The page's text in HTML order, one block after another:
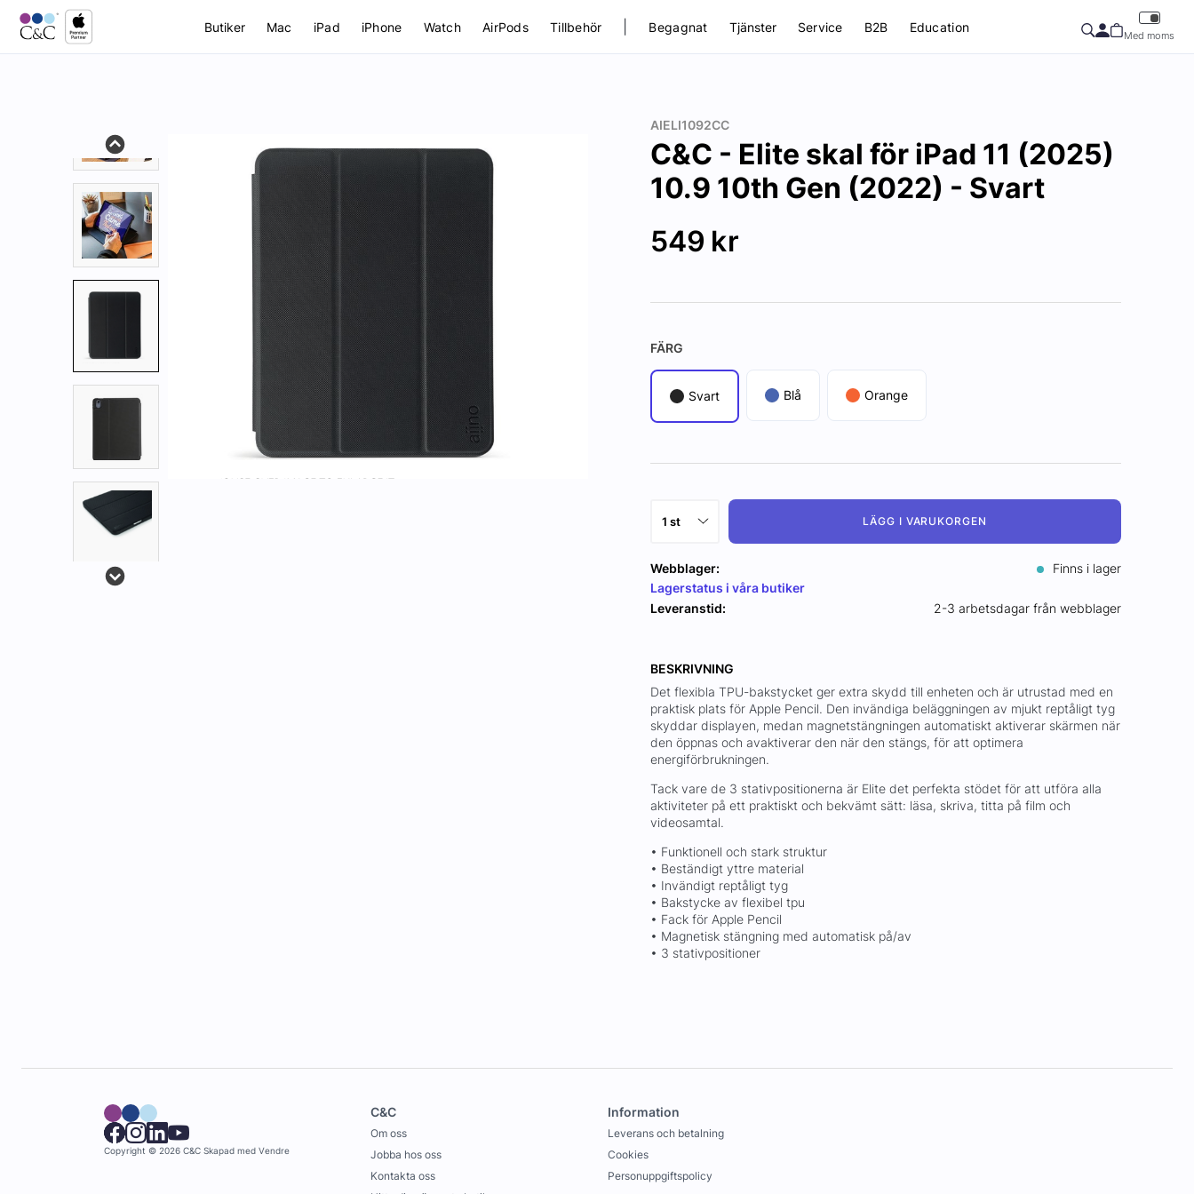
Butiker Mac iPad iPhone Watch AirPods Tillbehör Begagnat Tjänster Service B2B Education
Med moms
AIELI1092CC
C&C - Elite skal för iPad 11 (2025)
10.9 10th Gen (2022) - Svart
549 kr
FÄRG
Svart Blå Orange
LÄGG I VARUKORGEN
Webblager:
Finns i lager
Lagerstatus i våra butiker
Leveranstid:
2-3 arbetsdagar från webblager
BESKRIVNING
Det flexibla TPU-bakstycket ger extra skydd till enheten och är utrustad med en
praktisk plats för Apple Pencil. Den invändiga beläggningen av mjukt reptåligt tyg
skyddar displayen, medan magnetstängningen automatiskt aktiverar skärmen när
den öppnas och avaktiverar den när den stängs, för att optimera
energiförbrukningen.
Tack vare de 3 stativpositionerna är Elite det perfekta stödet för att utföra alla
aktiviteter på ett praktiskt och bekvämt sätt: läsa, skriva, titta på film och
videosamtal.
• Funktionell och stark struktur
• Beständigt yttre material
• Invändigt reptåligt tyg
• Bakstycke av flexibel tpu
• Fack för Apple Pencil
• Magnetisk stängning med automatisk på/av
• 3 stativpositioner
Copyright © 2026 C&C Skapad med Vendre
C&C
Om oss
Jobba hos oss
Kontakta oss
Information
Leverans och betalning
Cookies
Personuppgiftspolicy